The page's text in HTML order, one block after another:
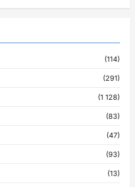
(114)
(291)
(1 128)
(83)
(47)
(93)
(13)